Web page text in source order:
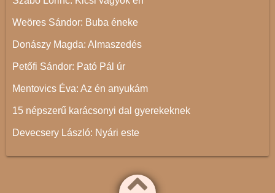
Weöres Sándor: Buba éneke
Donászy Magda: Almaszedés
Petőfi Sándor: Pató Pál úr
Mentovics Éva: Az én anyukám
15 népszerű karácsonyi dal gyerekeknek
Devecsery László: Nyári este